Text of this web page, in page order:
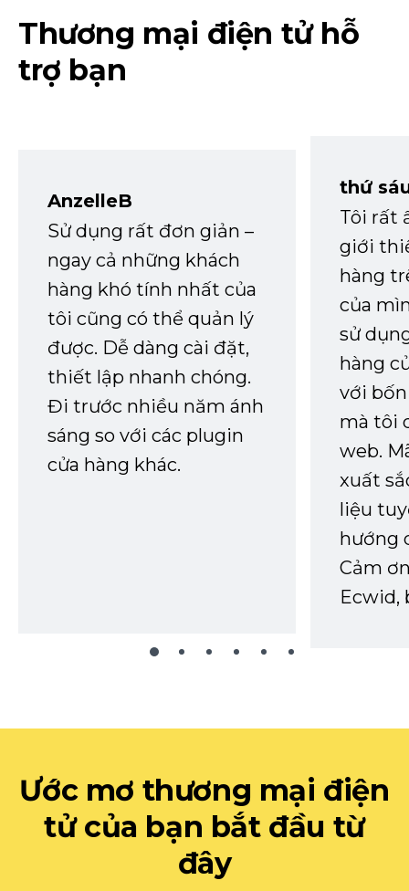
Thương mại điện tử hỗ
trợ bạn
AnzelleB
Sử dụng rất đơn giản –
ngay cả những khách
hàng khó tính nhất của
tôi cũng có thể quản lý
được. Dễ dàng cài đặt,
thiết lập nhanh chóng.
Đi trước nhiều năm ánh
sáng so với các plugin
cửa hàng khác.
thứ
Tôi rất
giới
hàng
của
sử
hàng
với
mà tôi
web.
xuất
liệu
hướng
Cảm
Ecwid,
Ước mơ thương mại điện
tử của bạn bắt đầu từ
đây